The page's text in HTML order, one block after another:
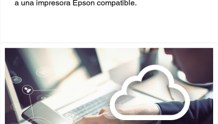
a una impresora Epson compatible.